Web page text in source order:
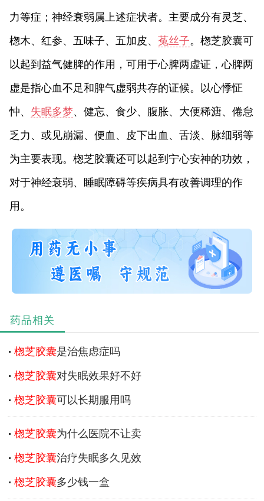
力等症；神经衰弱属上述症状者。主要成分有灵芝、
楤木、红参、五味子、五加皮、 菟丝子。楤芝胶囊可
以起到益气健脾的作用，可用于心脾两虚证，心脾两
虚是指心血不足和脾气虚弱共存的证候。以心悸怔
忡、 失眠多梦、健忘、食少、腹胀、大便稀溏、倦怠
乏力、或见崩漏、便血、皮下出血、舌淡、脉细弱等
为主要表现。楤芝胶囊还可以起到宁心安神的功效，
对于神经衰弱、睡眠障碍等疾病具有改善调理的作
用。
药品相关
楤芝胶囊是治焦虑症吗
楤芝胶囊对失眠效果好不好
楤芝胶囊可以长期服用吗
楤芝胶囊为什么医院不让卖
楤芝胶囊治疗失眠多久见效
楤芝胶囊多少钱一盒